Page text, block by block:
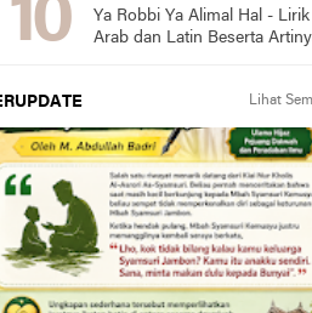
Ya Robbi Ya Alimal Hal - Lirik
Arab dan Latin Beserta
Lihat